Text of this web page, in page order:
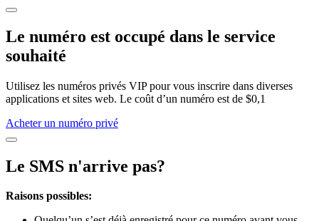
Le numéro est occupé dans le service
souhaité
Utilisez les numéros privés VIP pour vous inscrire dans diverses
applications et sites web. Le coût d’un numéro est de $0,1
Acheter un numéro privé
Le SMS n'arrive pas?
Raisons possibles: